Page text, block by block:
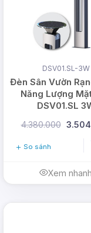
DSV01.SL-3W
Đèn Sân Vườn
Năng Lượng
DSV01.SL
4.380.000
So sánh
Xem nhanh